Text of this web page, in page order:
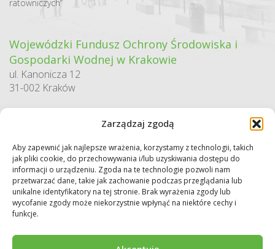
Zarządzaj zgodą
Aby zapewnić jak najlepsze wrażenia, korzystamy z technologii, takich
jak pliki cookie, do przechowywania i/lub uzyskiwania dostępu do
informacji o urządzeniu. Zgoda na te technologie pozwoli nam
przetwarzać dane, takie jak zachowanie podczas przeglądania lub
unikalne identyfikatory na tej stronie. Brak wyrażenia zgody lub
wycofanie zgody może niekorzystnie wpłynąć na niektóre cechy i
funkcje.
ratowniczych”
Wojewódzki Fundusz Ochrony Środowiska i
Gospodarki Wodnej w Krakowie
ul. Kanonicza 12
31-002 Kraków
Sekretariat / Dziennik podawczy
tel.: 12 422 94 90
e-mail:biuro@wfos.krakow.pl